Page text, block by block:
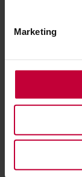
Marketing
Rollladenpanzer
Extrem
große Fenster
Profilhöhen:
A 37, 44, 53
cleanes